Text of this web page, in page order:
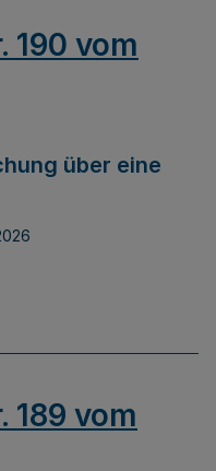
190 vom
über eine
189 vom